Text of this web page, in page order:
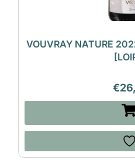
VOUVRAY NATURE
€